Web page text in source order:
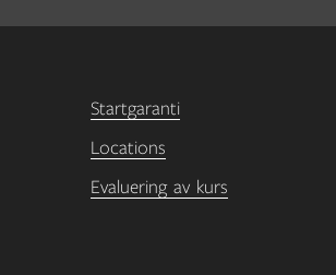
Startgaranti
Locations
Evaluering av kurs